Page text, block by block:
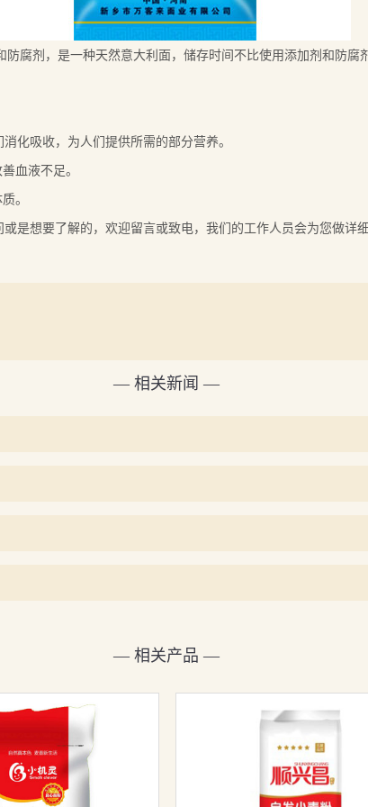
剂，是一种天然意大利面，储存时间不比使用添加剂和防腐
吸收，为人们提供所需的部分营养。
血液不足。
。
想要了解的，欢迎留言或致电，我们的工作人员会为您做详
— 相关新闻 —
— 相关产品 —